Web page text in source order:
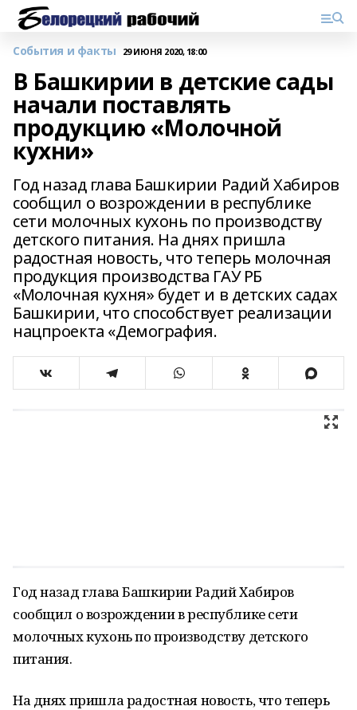
События и факты 29 ИЮНЯ 2020, 18:00
В Башкирии в детские сады
начали поставлять
продукцию «Молочной
кухни»
Год назад глава Башкирии Радий Хабиров
сообщил о возрождении в республике
сети молочных кухонь по производству
детского питания. На днях пришла
радостная новость, что теперь молочная
продукция производства ГАУ РБ
«Молочная кухня» будет и в детских садах
Башкирии, что способствует реализации
нацпроекта «Демография.
Год назад глава Башкирии Радий Хабиров
сообщил о возрождении в республике сети
молочных кухонь по производству детского
питания.
На днях пришла радостная новость, что теперь